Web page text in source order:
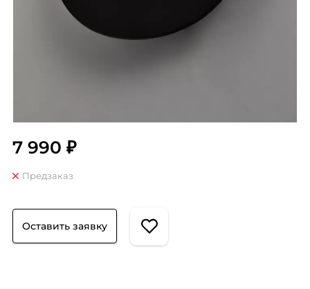
7 990 ₽
Предзаказ
Оставить заявку